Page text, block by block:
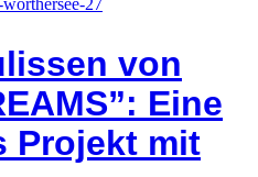
von
Eine
Projekt mit